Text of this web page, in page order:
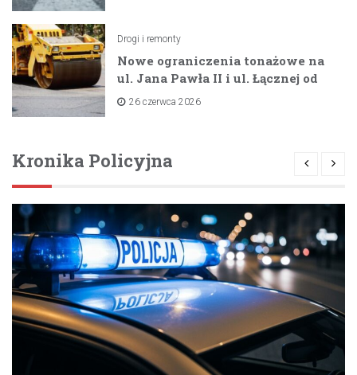
Drogi i remonty
Nowe ograniczenia tonażowe na
ul. Jana Pawła II i ul. Łącznej od
lipca 2026 roku
26 czerwca 2026
Kronika Policyjna